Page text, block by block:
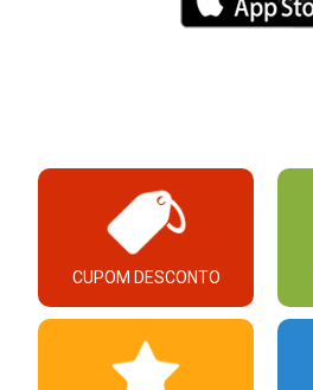
CUPOM DESCONTO